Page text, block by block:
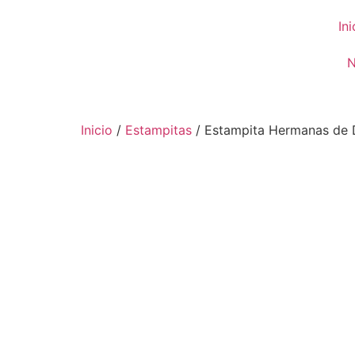
Inicio / Estampitas / Estampita Hermanas de